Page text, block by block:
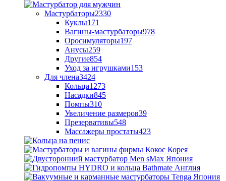
Мастурбаторы2330
Куклы171
Вагины-мастурбаторы978
Оросимуляторы197
Анусы259
Другие854
Уход за игрушками153
Для члена3424
Кольца1273
Насадки845
Помпы310
Увеличение размеров39
Презервативы548
Массажеры простаты423